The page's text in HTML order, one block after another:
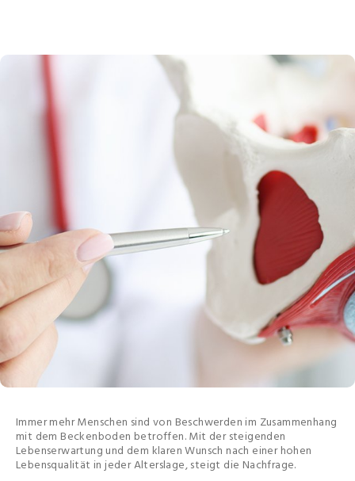
Immer mehr Menschen sind von Beschwerden im Zusammenhang
mit dem Beckenboden betroffen. Mit der steigenden
Lebenserwartung und dem klaren Wunsch nach einer hohen
Lebensqualität in jeder Alterslage, steigt die Nachfrage.